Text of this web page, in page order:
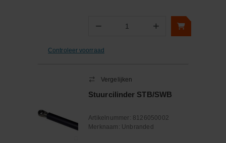
− Aantal +
Controleer voorraad
Vergelijken
Stuurcilinder STB/SWB
Artikelnummer: 8126050002
Merknaam: Unbranded